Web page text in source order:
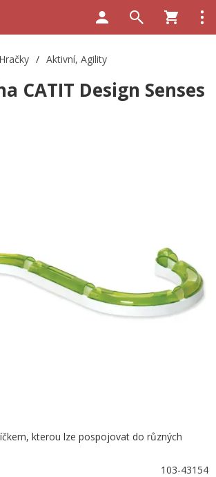
Hračky / Aktivní, Agility
CATIT Design Senses
kterou lze pospojovat do různých
103-43154